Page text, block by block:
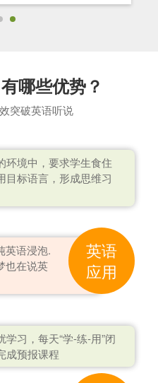
哪些优势？
突破英语听说
环境中，要求学生食住
目标语言，形成思维习
英语
应用
英语浸泡.
也在说英
学习，每天“学-练-用”闭
成预报课程